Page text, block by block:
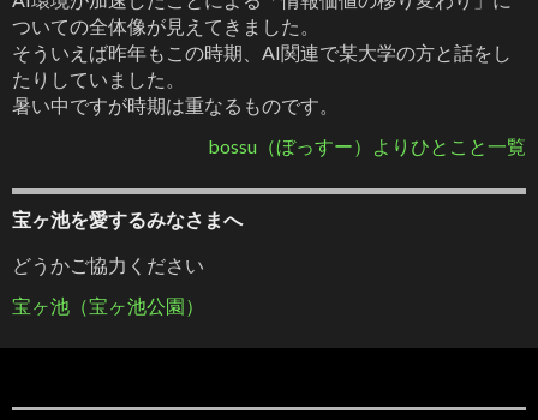
ついての全体像が見えてきました。
そういえば昨年もこの時期、AI関連で某大学の方と話をし
たりしていました。
暑い中ですが時期は重なるものです。
bossu（ぼっすー）よりひとこと一覧
宝ヶ池を愛するみなさまへ
どうかご協力ください
宝ヶ池（宝ヶ池公園）